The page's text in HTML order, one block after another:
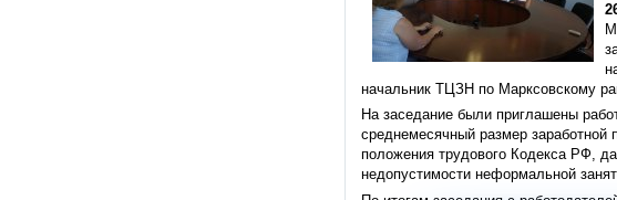
начальник ТЦЗН по Марксовскому
На заседание были приглашены
среднемесячный размер заработной
положения трудового Кодекса РФ,
недопустимости неформальной